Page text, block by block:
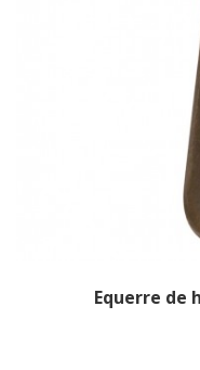
Equerre de